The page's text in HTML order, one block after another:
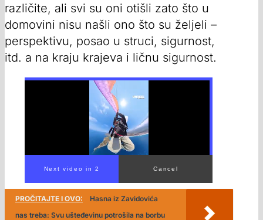
različite, ali svi su oni otišli zato što u
domovini nisu našli ono što su željeli –
perspektivu, posao u struci, sigurnost,
itd. a na kraju krajeva i ličnu sigurnost.
PROČITAJTE I OVO:
Hasna iz Zavidovića
nas treba: Svu ušteđevinu potrošila na borbu